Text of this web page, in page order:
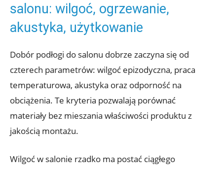
salonu: wilgoć, ogrzewanie,
akustyka, użytkowanie
Dobór podłogi do salonu dobrze zaczyna się od
czterech parametrów: wilgoć epizodyczna, praca
temperaturowa, akustyka oraz odporność na
obciążenia. Te kryteria pozwalają porównać
materiały bez mieszania właściwości produktu z
jakością montażu.
Wilgoć w salonie rzadko ma postać ciągłego